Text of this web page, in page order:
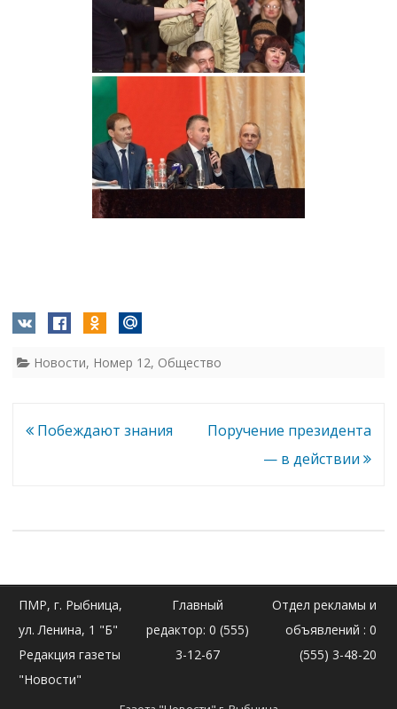
Новости, Номер 12, Общество
Навигация
Побеждают знания
Поручение президента
— в действии
ПМР, г. Рыбница,
ул. Ленина, 1 "Б"
Редакция газеты
"Новости"
Главный
редактор: 0 (555)
3-12-67
Отдел рекламы и
объявлений : 0
(555) 3-48-20